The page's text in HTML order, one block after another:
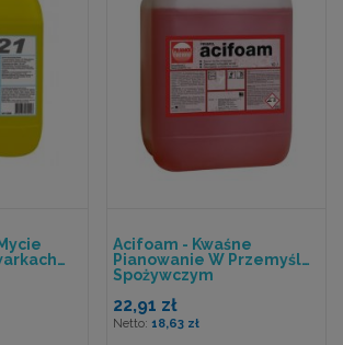
Acifoam - Kwaśne
Pianowanie W Przemyśle
Spożywczym
22,91 zł
18,63 zł